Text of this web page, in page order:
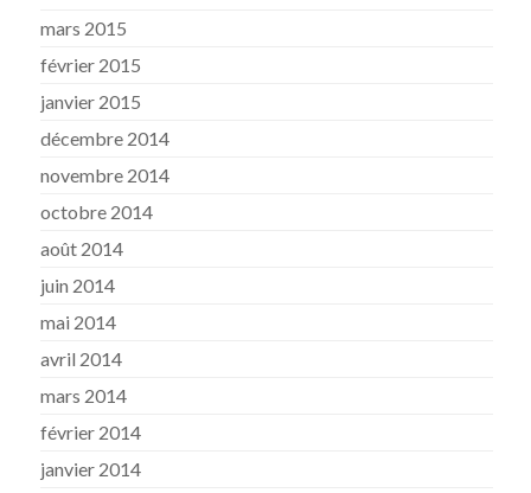
mars 2015
février 2015
janvier 2015
décembre 2014
novembre 2014
octobre 2014
août 2014
juin 2014
mai 2014
avril 2014
mars 2014
février 2014
janvier 2014